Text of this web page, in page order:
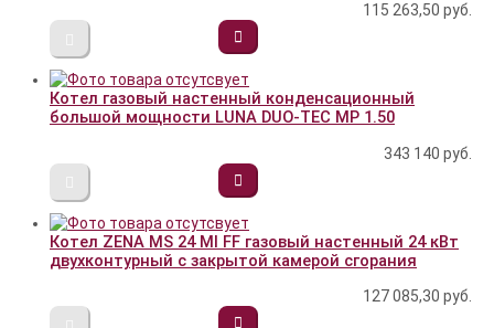
115 263,50 руб.
Котел газовый настенный конденсационный
большой мощности LUNA DUO-TEC MP 1.50
343 140 руб.
Котел ZENA MS 24 MI FF газовый настенный 24 кВт
двухконтурный с закрытой камерой сгорания
127 085,30 руб.